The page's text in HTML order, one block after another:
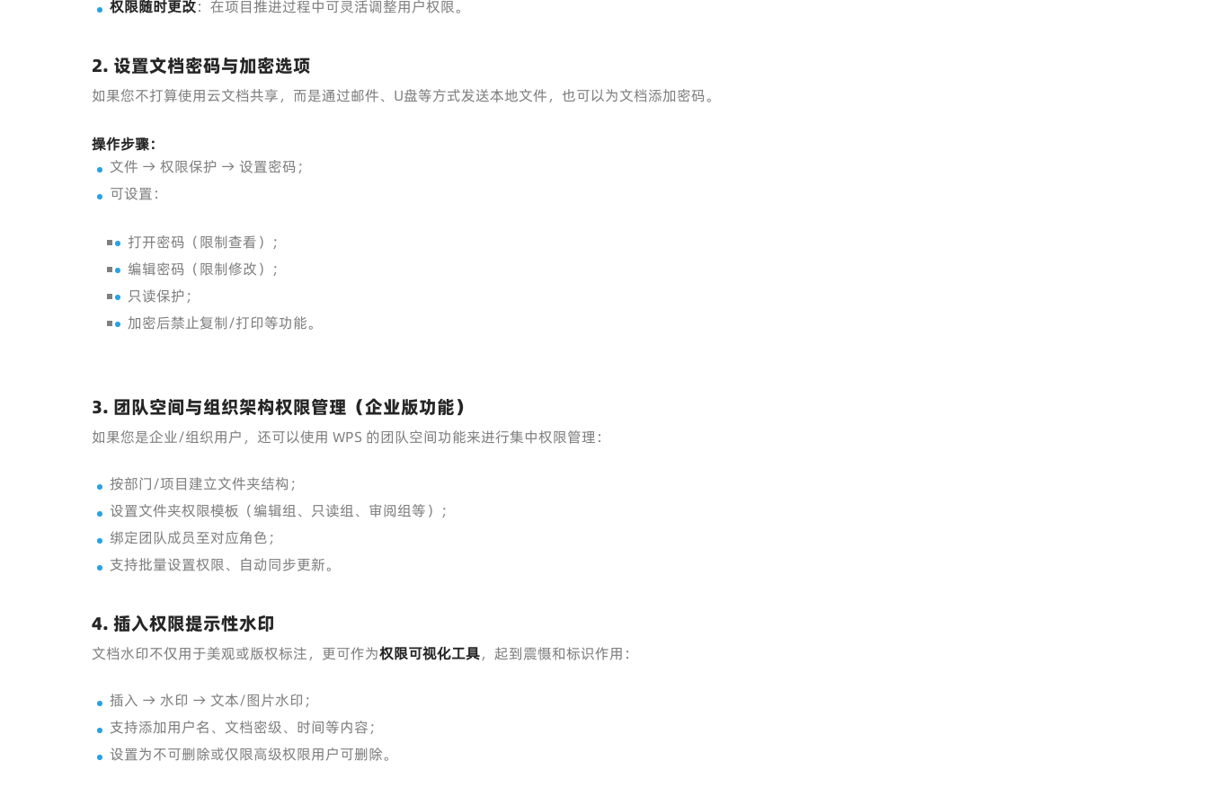
权限随时更改：在项目推进过程中可灵活调整用户权限。
2. 设置文档密码与加密选项
如果您不打算使用云文档共享，而是通过邮件、U盘等方式发送本地文件，也可以为文档添加密码。
操作步骤：
文件 → 权限保护 → 设置密码；
可设置：
打开密码（限制查看）；
编辑密码（限制修改）；
只读保护；
加密后禁止复制/打印等功能。
3. 团队空间与组织架构权限管理（企业版功能）
如果您是企业/组织用户，还可以使用 WPS 的团队空间功能来进行集中权限管理：
按部门/项目建立文件夹结构；
设置文件夹权限模板（编辑组、只读组、审阅组等）；
绑定团队成员至对应角色；
支持批量设置权限、自动同步更新。
4. 插入权限提示性水印
文档水印不仅用于美观或版权标注，更可作为权限可视化工具，起到震慑和标识作用：
插入 → 水印 → 文本/图片水印；
支持添加用户名、文档密级、时间等内容；
设置为不可删除或仅限高级权限用户可删除。